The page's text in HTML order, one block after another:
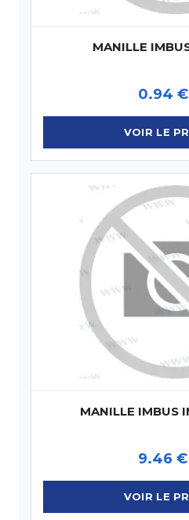
MANILLE
0.94 €
VOIR LE
MANILLE IMBUS
9.46€
VOIR LE